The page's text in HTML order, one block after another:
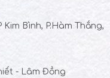
Kim Bình, P.Hàm Thắng,
- Lâm Đồng